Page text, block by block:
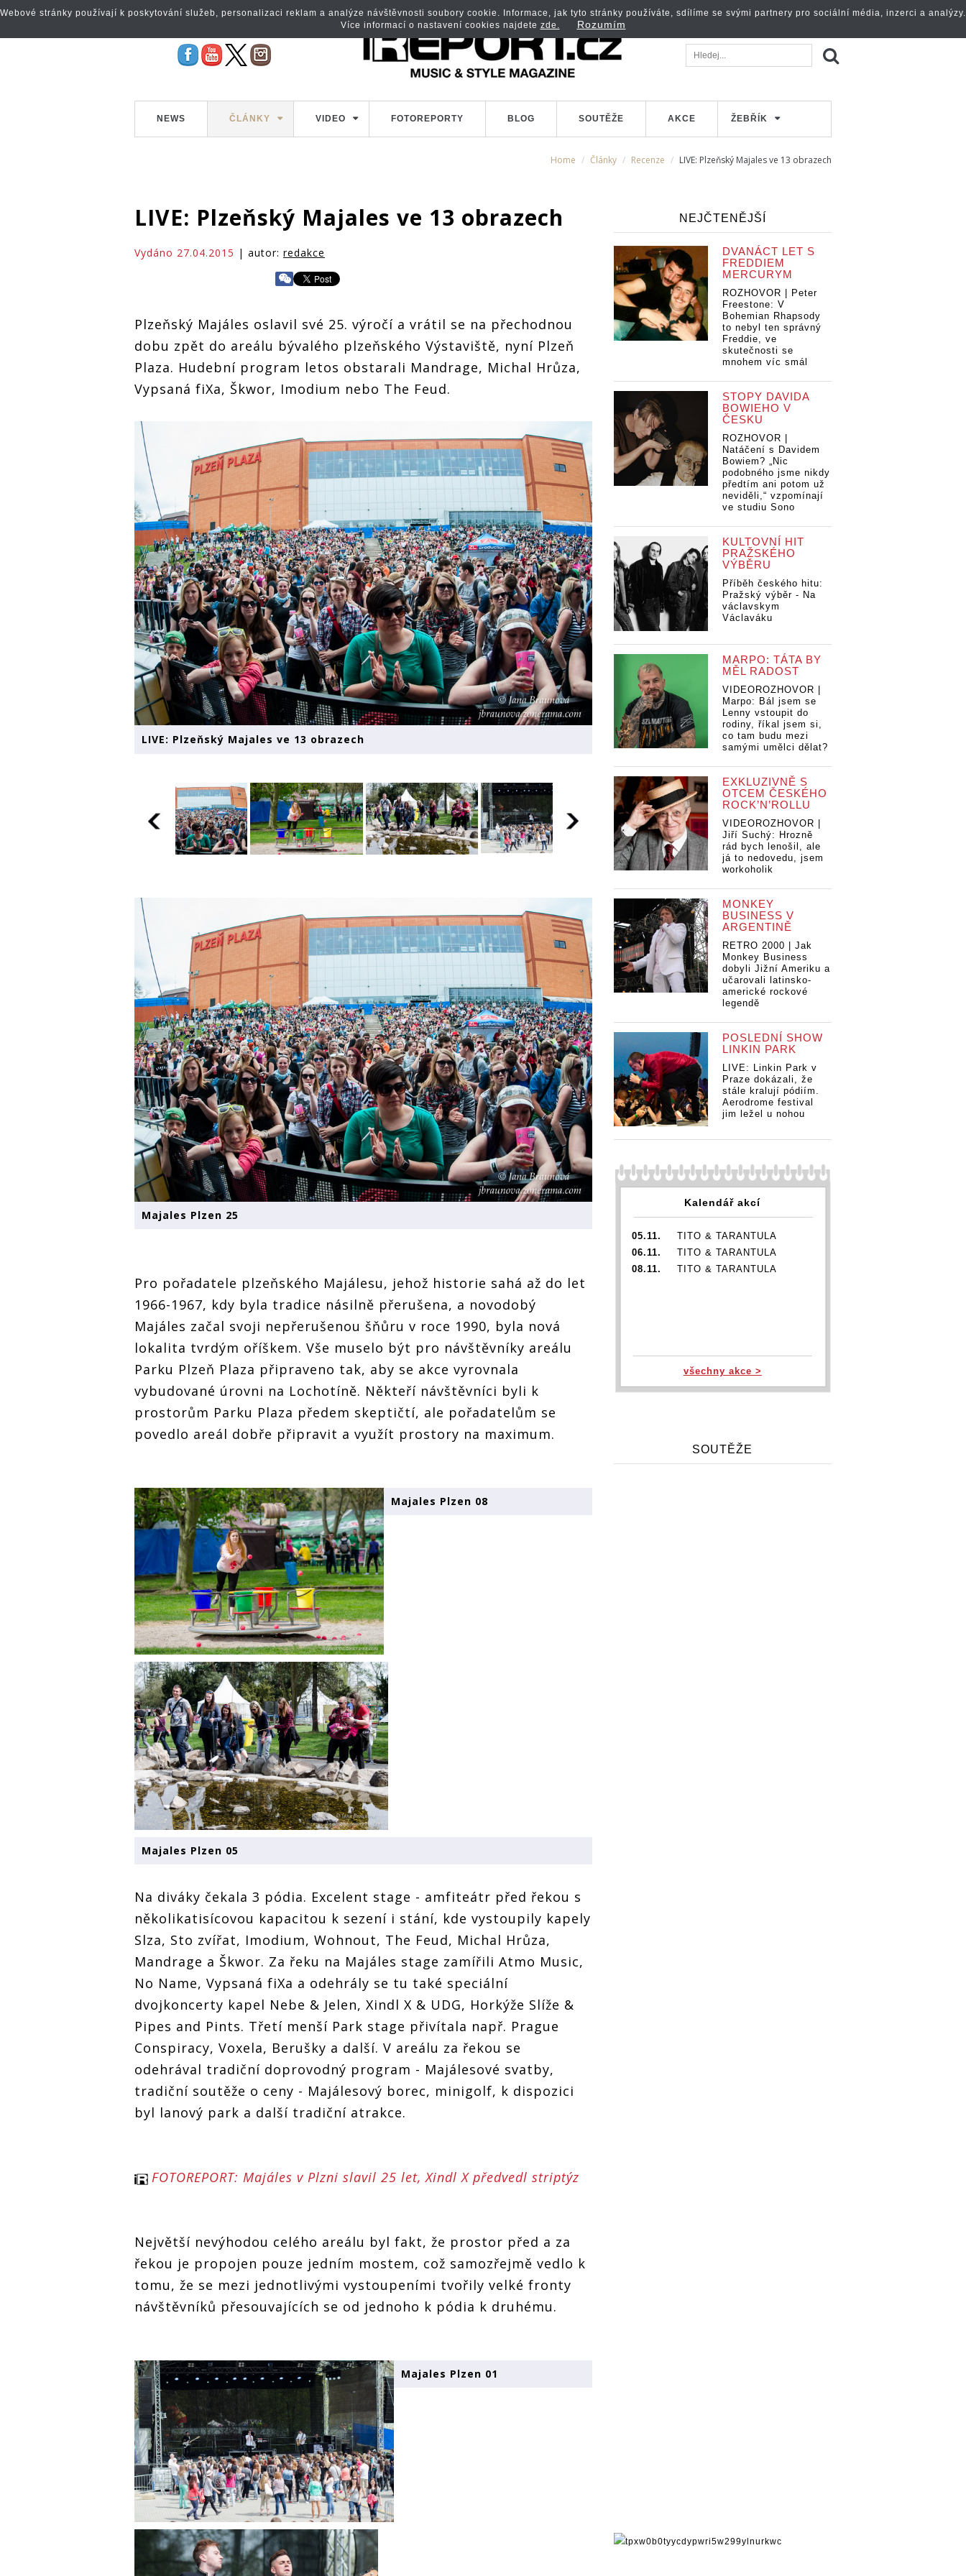
NEWS ČLÁNKY VIDEO FOTOREPORTY BLOG SOUTĚŽE AKCE ŽEBŘÍK
Home Články Recenze LIVE: Plzeňský Majales ve 13 obrazech
LIVE: Plzeňský Majales ve 13 obrazech
Vydáno 27.04.2015 | autor: redakce
Plzeňský Majáles oslavil své 25. výročí a vrátil se na přechodnou
dobu zpět do areálu bývalého plzeňského Výstaviště, nyní Plzeň
Plaza. Hudební program letos obstarali Mandrage, Michal Hrůza,
Vypsaná fiXa, Škwor, Imodium nebo The Feud.
LIVE: Plzeňský Majales ve 13 obrazech
Majales Plzen 25
Pro pořadatele plzeňského Majálesu, jehož historie sahá až do let
1966-1967, kdy byla tradice násilně přerušena, a novodobý
Majáles začal svoji nepřerušenou šňůru v roce 1990, byla nová
lokalita tvrdým oříškem. Vše muselo být pro návštěvníky areálu
Parku Plzeň Plaza připraveno tak, aby se akce vyrovnala
vybudované úrovni na Lochotíně. Někteří návštěvníci byli k
prostorům Parku Plaza předem skeptičtí, ale pořadatelům se
povedlo areál dobře připravit a využít prostory na maximum.
Majales Plzen 08
Majales Plzen 05
Na diváky čekala 3 pódia. Excelent stage - amfiteátr před řekou s
několikatisícovou kapacitou k sezení i stání, kde vystoupily kapely
Slza, Sto zvířat, Imodium, Wohnout, The Feud, Michal Hrůza,
Mandrage a Škwor. Za řeku na Majáles stage zamířili Atmo Music,
No Name, Vypsaná fiXa a odehrály se tu také speciální
dvojkoncerty kapel Nebe & Jelen, Xindl X & UDG, Horkýže Slíže &
Pipes and Pints. Třetí menší Park stage přivítala např. Prague
Conspiracy, Voxela, Berušky a další. V areálu za řekou se
odehrával tradiční doprovodný program - Majálesové svatby,
tradiční soutěže o ceny - Majálesový borec, minigolf, k dispozici
byl lanový park a další tradiční atrakce.
FOTOREPORT: Majáles v Plzni slavil 25 let, Xindl X předvedl striptýz
Největší nevýhodou celého areálu byl fakt, že prostor před a za
řekou je propojen pouze jedním mostem, což samozřejmě vedlo k
tomu, že se mezi jednotlivými vystoupeními tvořily velké fronty
návštěvníků přesouvajících se od jednoho k pódia k druhému.
Majales Plzen 01
NEJČTENĚJŠÍ
DVANÁCT LET S
FREDDIEM
MERCURYM
ROZHOVOR | Peter
Freestone: V
Bohemian Rhapsody
to nebyl ten správný
Freddie, ve
skutečnosti se
mnohem víc smál
STOPY DAVIDA
BOWIEHO V
ČESKU
ROZHOVOR |
Natáčení s Davidem
Bowiem? „Nic
podobného jsme nikdy
předtím ani potom už
neviděli,“ vzpomínají
ve studiu Sono
KULTOVNÍ HIT
PRAŽSKÉHO
VÝBĚRU
Příběh českého hitu:
Pražský výběr - Na
václavskym
Václaváku
MARPO: TÁTA BY
MĚL RADOST
VIDEOROZHOVOR |
Marpo: Bál jsem se
Lenny vstoupit do
rodiny, říkal jsem si,
co tam budu mezi
samými umělci dělat?
EXKLUZIVNĚ S
OTCEM ČESKÉHO
ROCK’N’ROLLU
VIDEOROZHOVOR |
Jiří Suchý: Hrozně
rád bych lenošil, ale
já to nedovedu, jsem
workoholik
MONKEY
BUSINESS V
ARGENTINĚ
RETRO 2000 | Jak
Monkey Business
dobyli Jižní Ameriku a
učarovali latinsko-
americké rockové
legendě
POSLEDNÍ SHOW
LINKIN PARK
LIVE: Linkin Park v
Praze dokázali, že
stále kralují pódiím.
Aerodrome festival
jim ležel u nohou
Kalendář akcí
05.11.
TITO & TARANTULA
06.11.
TITO & TARANTULA
08.11.
TITO & TARANTULA
všechny akce >
SOUTĚŽE
Webové stránky používají k poskytování služeb, personalizaci reklam a analýze návštěvnosti soubory cookie. Informace, jak tyto stránky používáte, sdílíme se svými partnery pro sociální média, inzerci a analýzy.
Více informací o nastavení cookies najdete zde. Rozumím